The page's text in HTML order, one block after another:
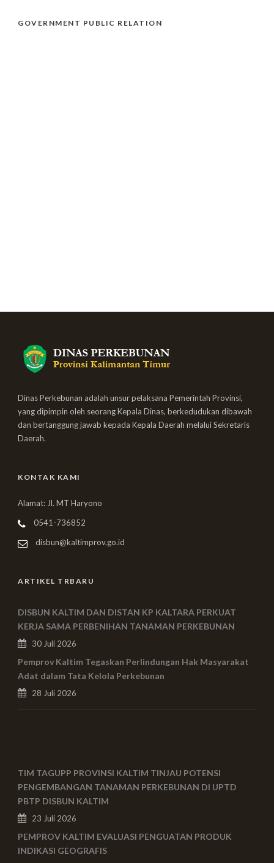
GOVERNMENT PUBLIC RELATION
Dinas Perkebunan adalah unsur pelaksana Pemerintah Provinsi,
yang dipimpin oleh seorang Kepala Dinas, berkedudukan dibawah
dan bertanggung jawab kepada Kepala Daerah melalui Sekretaris
Daerah.
KONTAK KAMI
Alamat: Jl. MT Haryono
0541-736852
disbun@kaltimprov.go.id
ARTIKEL TRBARU
DISBUN KALTIM DAN DISTAN KP KALTARA PERKUAT
KERJA SAMA PERBENIHAN TANAMAN PERKEBUNAN
30 Juli 2026
Pemprov Kaltim Tegaskan Perlindungan Hak Masyarakat
Adat dalam Tata Kelola Perkebunan
28 Juli 2026
TIM TAGUPP PROVINSI KALTIM TINJAU POTENSI
PENGEMBANGAN TANAMAN PERKEBUNAN DI UPTD
PBTP DISBUN KALTIM
23 Juli 2026
PEMPROV KALTIM EVALUASI PENGUATAN PRODUK
INDIKASI GEOGRAFIS